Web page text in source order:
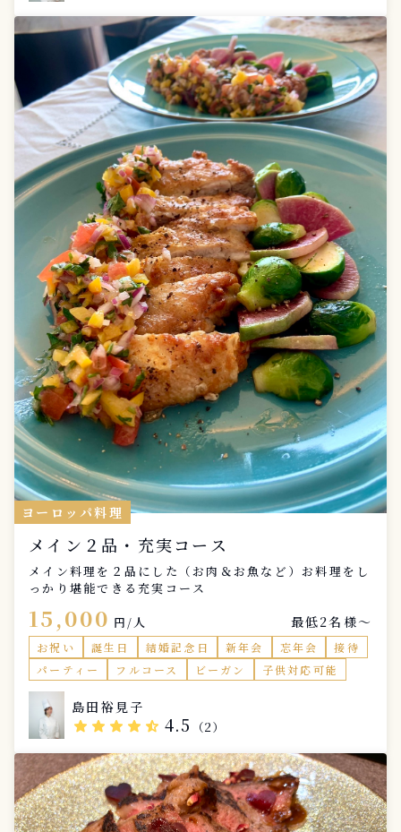
ヨーロッパ料理
メイン２品・充実コース
メイン料理を２品にした（お肉＆お魚など）お料理をし
っかり堪能できる充実コース
15,000 円/人 最低2名様〜
お祝い 誕生日 結婚記念日 新年会 忘年会
接待
パーティー
フルコース ビーガン 子供対応可能
島田裕見子
star star star star star_half 4.5 （2）